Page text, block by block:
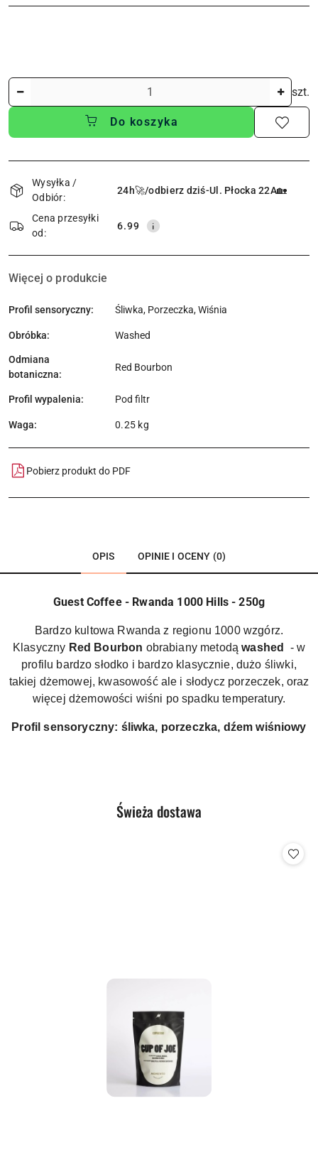
szt.
Do koszyka
Dostępność
i
dostawa
Wysyłka /
Odbiór:
24h🚀/odbierz dziś-Ul. Płocka 22A🏡
Cena przesyłki
od:
6.99
Więcej o produkcie
Profil sensoryczny: Śliwka, Porzeczka, Wiśnia
Obróbka: Washed
Odmiana
botaniczna:
Red Bourbon
Profil wypalenia: Pod filtr
Waga: 0.25 kg
Pobierz produkt do PDF
OPIS OPINIE I OCENY (0)
Guest Coffee - Rwanda 1000 Hills - 250g
Bardzo kultowa Rwanda z regionu 1000 wzgórz.
Klasyczny Red Bourbon obrabiany metodąwashed
- w
profilu bardzo słodko i bardzo klasycznie, dużo śliwki,
takiej dżemowej, kwasowość ale i słodycz porzeczek, oraz
więcej dżemowości wiśni po spadku temperatury.
Profil sensoryczny: śliwka, porzeczka, dźem wiśniowy
Pomiń karuzelę produktów
Produkty
Świeża dostawa